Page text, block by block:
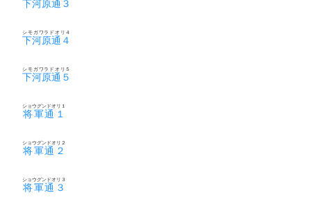
下河原通３
下河原通４
シモガワラドオリ４
下河原通５
シモガワラドオリ５
将軍通１
ショウグンドオリ１
将軍通２
ショウグンドオリ２
将軍通３
ショウグンドオリ３